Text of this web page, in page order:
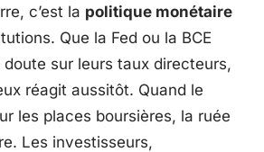
c’est la politique monétaire
Que la Fed ou la BCE
sur leurs taux directeurs,
réagit aussitôt. Quand le
les places boursières, la ruée
Les investisseurs,